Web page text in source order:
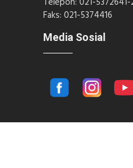
Faks: 021-5374416
Media Sosial